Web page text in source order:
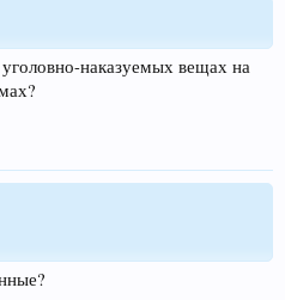
наказуемых вещах на